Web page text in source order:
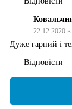
22.12.2020
Дуже гарний і
Відповісти